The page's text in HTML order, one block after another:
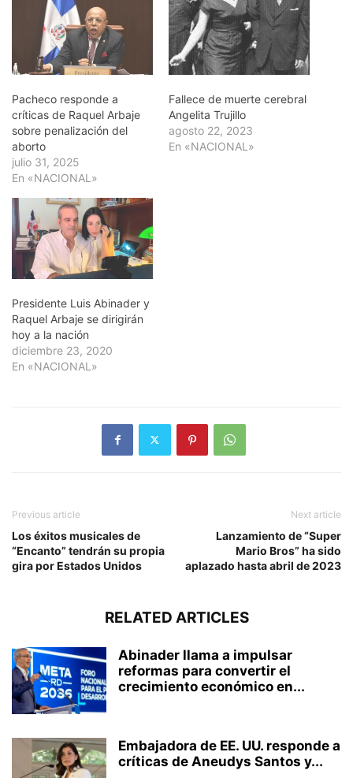
Pacheco responde a
críticas de Raquel Arbaje
sobre penalización del
aborto
julio 31, 2025
En «NACIONAL»
Fallece de muerte cerebral
Angelita Trujillo
agosto 22, 2023
En «NACIONAL»
Presidente Luis Abinader y
Raquel Arbaje se dirigirán
hoy a la nación
diciembre 23, 2020
En «NACIONAL»
Previous article
Los éxitos musicales de
“Encanto” tendrán su propia
gira por Estados Unidos
Next article
Lanzamiento de “Super
Mario Bros” ha sido
aplazado hasta abril de 2023
RELATED ARTICLES
Abinader llama a impulsar
reformas para convertir el
crecimiento económico en...
Embajadora de EE. UU. responde a
críticas de Aneudys Santos y...